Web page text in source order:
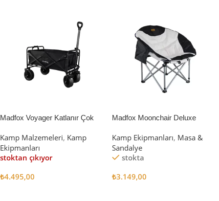
Madfox Voyager Katlanır Çok
[Vagon] BLACK
Kamp Malzemeleri, Kamp
Ekipmanları
stoktan çıkıyor
₺4.495,00
Madfox Moonchair Deluxe
Siyah/Gri
Kamp Ekipmanları, Masa &
Sandalye
stokta
₺3.149,00